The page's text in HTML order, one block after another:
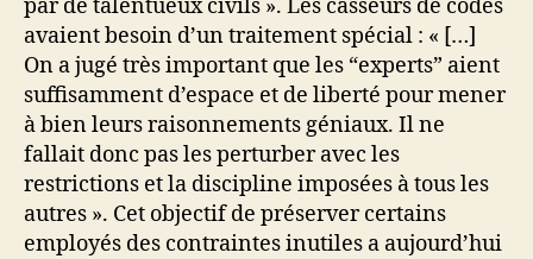
par de talentueux civils ». Les casseurs de codes
avaient besoin d’un traitement spécial : « […]
On a jugé très important que les “experts” aient
suffisamment d’espace et de liberté pour mener
à bien leurs raisonnements géniaux. Il ne
fallait donc pas les perturber avec les
restrictions et la discipline imposées à tous les
autres ». Cet objectif de préserver certains
employés des contraintes inutiles a aujourd’hui